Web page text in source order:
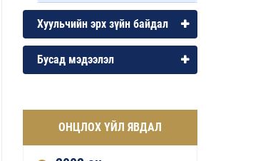
Хуульчийн эрх зүйн байдал
Бусад мэдээлэл
ОНЦЛОХ ҮЙЛ ЯВДАЛ